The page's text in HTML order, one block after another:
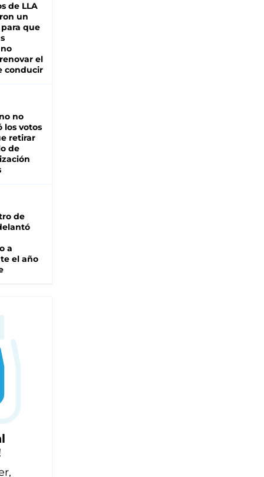
de LLA
un
que
el
conducir
no
los votos
retirar
de
de
a
el año